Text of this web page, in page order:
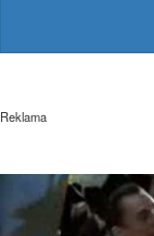
Reklama